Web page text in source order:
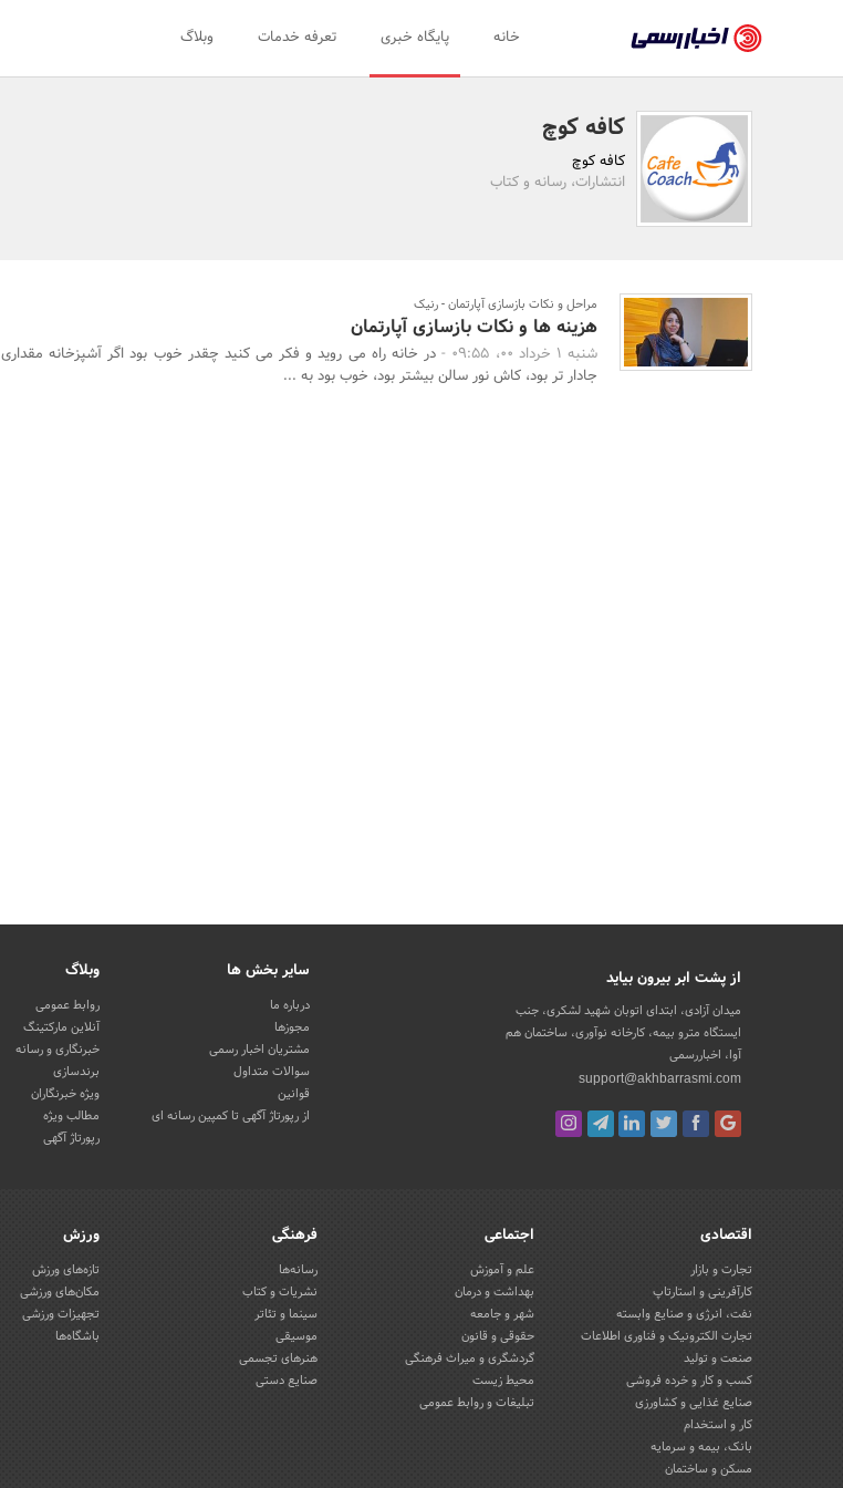
رسمی
-
اخبار
تایید
سازمان‌ها
و
روابط
خانه پایگاه خبری تعرفه خدمات وبلاگ
کافه کوچ
کافه کوچ
انتشارات، رسانه و کتاب
مراحل و نکات بازسازی آپارتمان - رنیک
هزینه ها و نکات بازسازی آپارتمان
شنبه 1 خرداد 00، 09:55 -
در خانه راه می روید و فکر می کنید چقدر خوب بود اگر آشپزخانه مقداری
جادار تر بود، کاش نور سالن بیشتر بود، خوب بود به ...
از پشت ابر بیرون بیاید
میدان آزادی، ابتدای اتوبان شهید لشکری، جنب
ایستگاه مترو بیمه، کارخانه نوآوری، ساختمان هم
آوا، اخباررسمی
support@akhbarrasmi.com
سایر بخش ها
درباره ما
مجوزها
مشتریان اخبار رسمی
سوالات متداول
قوانین
از رپورتاژ آگهی تا کمپین رسانه ای
وبلاگ
روابط عمومی
آنلاین مارکتینگ
خبرنگاری و رسانه
برندسازی
ویژه خبرنگاران
مطالب ویژه
رپورتاژ آگهی
اقتصادی
تجارت و بازار
کارآفرینی و استارتاپ
نفت، انرژی و صنایع وابسته
تجارت الکترونیک و فناوری اطلاعات
صنعت و تولید
کسب و کار و خرده فروشی
صنایع غذایی و کشاورزی
کار و استخدام
بانک، بیمه و سرمایه
مسکن و ساختمان
اجتماعی
علم و آموزش
بهداشت و درمان
شهر و جامعه
حقوقی و قانون
گردشگری و میراث فرهنگی
محیط زیست
تبلیغات و روابط عمومی
فرهنگی
رسانه‌ها
نشریات و کتاب
سینما و تئاتر
موسیقی
هنرهای تجسمی
صنایع دستی
ورزش
تازه‌های ورزش
مکان‌های ورزشی
تجهیزات ورزشی
باشگاه‌ها